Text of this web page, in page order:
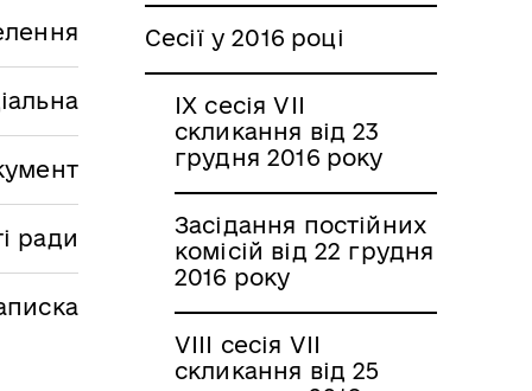
ради
Сесії у 2016 році
IX сесія VII
скликання від 23
грудня 2016 року
Засідання постійних
комісій від 22 грудня
2016 року
VIII сесія VII
скликання від 25